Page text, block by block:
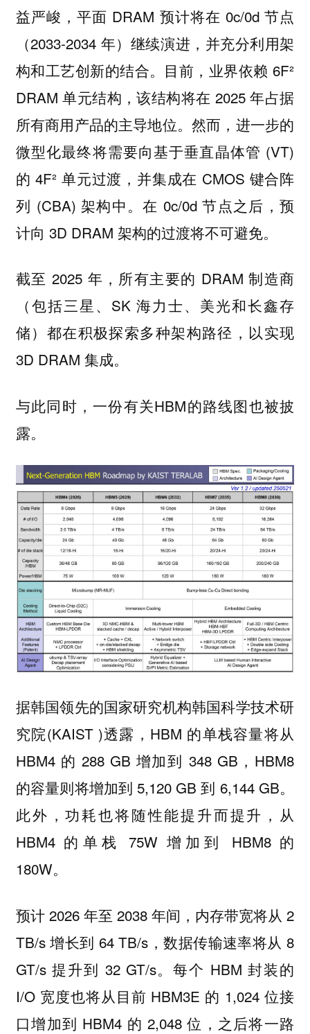
益严峻，平面 DRAM 预计将在 0c/0d 节点
（2033-2034 年）继续演进，并充分利用架
构和工艺创新的结合。目前，业界依赖 6F²
DRAM 单元结构，该结构将在 2025 年占据
所有商用产品的主导地位。然而，进一步的
微型化最终将需要向基于垂直晶体管 (VT)
的 4F² 单元过渡，并集成在 CMOS 键合阵
列 (CBA) 架构中。在 0c/0d 节点之后，预
计向 3D DRAM 架构的过渡将不可避免。
截至 2025 年，所有主要的 DRAM 制造商
（包括三星、SK 海力士、美光和长鑫存
储）都在积极探索多种架构路径，以实现
3D DRAM 集成。
与此同时，一份有关HBM的路线图也被披
露。
据韩国领先的国家研究机构韩国科学技术研
究院(KAIST )透露，HBM 的单栈容量将从
HBM4 的 288 GB 增加到 348 GB，HBM8
的容量则将增加到 5,120 GB 到 6,144 GB。
此外，功耗也将随性能提升而提升，从
HBM4 的单栈 75W 增加到 HBM8 的
180W。
预计 2026 年至 2038 年间，内存带宽将从 2
TB/s 增长到 64 TB/s，数据传输速率将从 8
GT/s 提升到 32 GT/s。每个 HBM 封装的
I/O 宽度也将从目前 HBM3E 的 1,024 位接
口增加到 HBM4 的 2,048 位，之后将一路